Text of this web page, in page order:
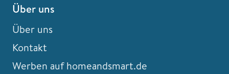
Über uns
Über uns
Kontakt
Werben auf homeandsmart.de